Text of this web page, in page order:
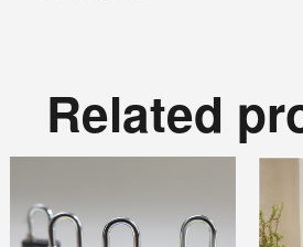
Related